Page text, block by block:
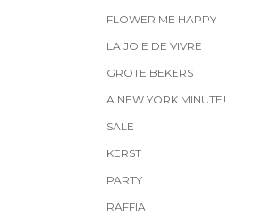
FLOWER ME HAPPY
LA JOIE DE VIVRE
GROTE BEKERS
A NEW YORK MINUTE!
SALE
KERST
PARTY
RAFFIA